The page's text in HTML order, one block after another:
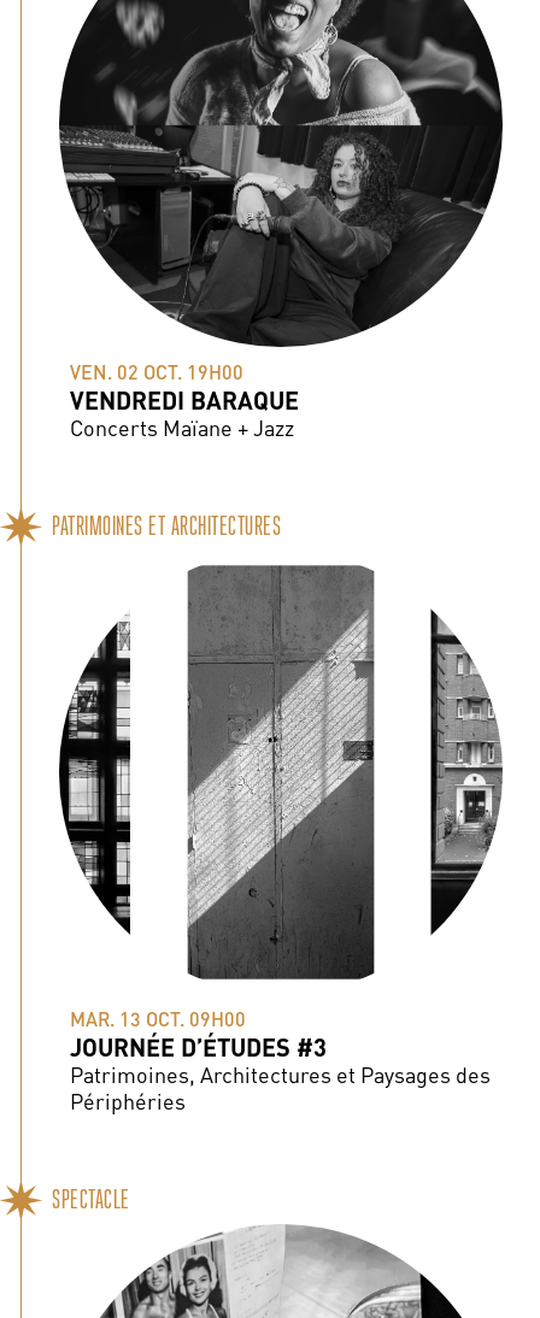
VEN. 02 OCT. 19H00
VENDREDI BARAQUE
Concerts Maïane + Jazz
PATRIMOINES ET ARCHITECTURES
MAR. 13 OCT. 09H00
JOURNÉE D’ÉTUDES #3
Patrimoines, Architectures et Paysages des
Périphéries
SPECTACLE